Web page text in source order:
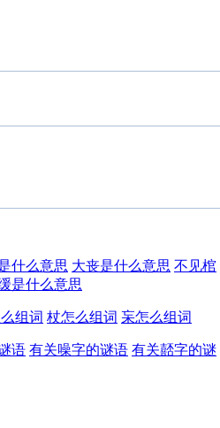
什么意思 大丧是什么意思 不见棺
是什么意思
组词 杖怎么组词 杗怎么组词
语 有关噪字的谜语 有关嚭字的谜